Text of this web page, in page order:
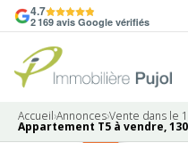
4.7
2 169 avis Google vérifiés
Accueil›Annonces›Vente dans le
Appartement T5 à vendre,